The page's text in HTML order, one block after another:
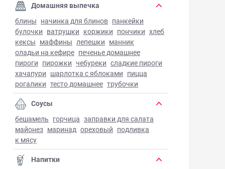
Домашняя выпечка
блины начинка для блинов панкейки
булочки ватрушки коржики пончики хлеб
кексы маффины лепешки манник
оладьи на кефире печенье домашнее
пироги пирожки чебуреки сладкие пироги
хачапури шарлотка с яблоками пицца
рогалики тесто домашнее трубочки
Соусы
бешамель горчица заправки для салата
майонез маринад ореховый подливка
к мясу
Напитки